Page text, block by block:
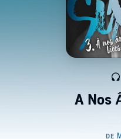
A Nos